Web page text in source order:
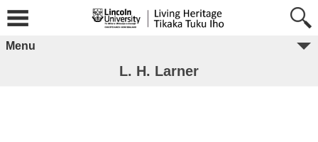
Menu
L. H. Larner